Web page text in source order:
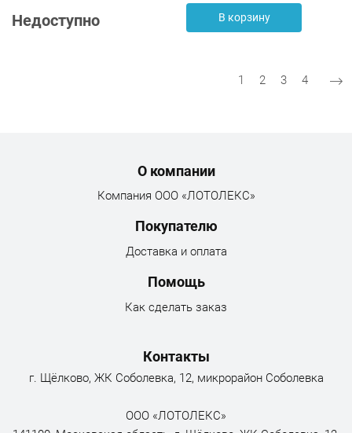
Недоступно
В корзину
Текущая страница
1 Страница
2 Страница
3 Страница
4
О компании
Компания ООО «ЛОТОЛЕКС»
Покупателю
Доставка и оплата
Помощь
Как сделать заказ
Контакты
г. Щёлково, ЖК Соболевка, 12, микрорайон Соболевка
ООО «ЛОТОЛЕКС»